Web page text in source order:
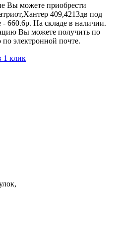
Вы можете приобрести
409,4213дв под
660.6р. На складе в наличии.
Вы можете получить по
по электронной почте.
1 клик